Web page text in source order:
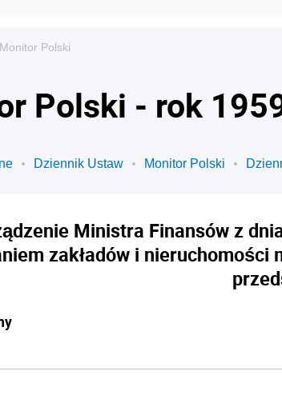
Monitor Polski
Polski - rok
Dziennik Ustaw Monitor Polski
Ministra Finansów z
zakładów i